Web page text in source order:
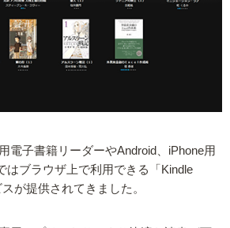
電子書籍リーダーやAndroid、iPhone用
はブラウザ上で利用できる「Kindle
が提供されてきました。